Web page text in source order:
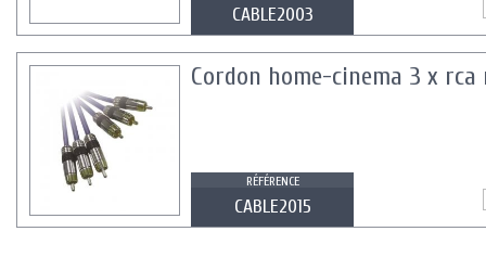
CABLE2003
Cordon home-cinema 3 x
RÉFÉRENCE
CABLE2015